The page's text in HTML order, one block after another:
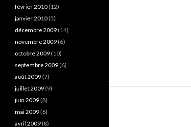
février 2010 (12)
janvier 2010 (5)
décembre 2009 (14)
novembre 2009 (6)
octobre 2009 (10)
septembre 2009 (6)
août 2009 (7)
juillet 2009 (9)
juin 2009 (8)
mai 2009 (6)
avril 2009 (8)